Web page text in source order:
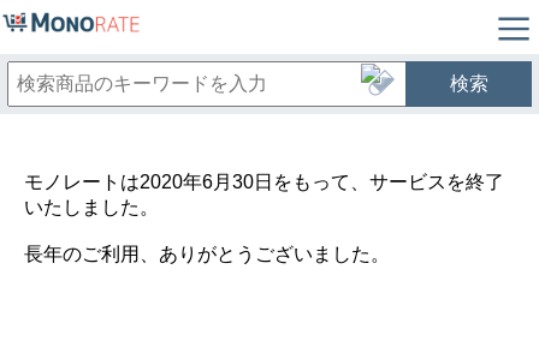
検索
モノレートは2020年6月30日をもって、サービスを終了
いたしました。
長年のご利用、ありがとうございました。